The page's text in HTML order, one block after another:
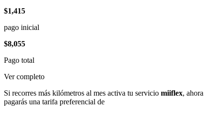
$1,415
pago inicial
$8,055
Pago total
Ver completo
Si recorres más kilómetros al mes activa tu servicio miiflex, ahora
pagarás una tarifa preferencial de